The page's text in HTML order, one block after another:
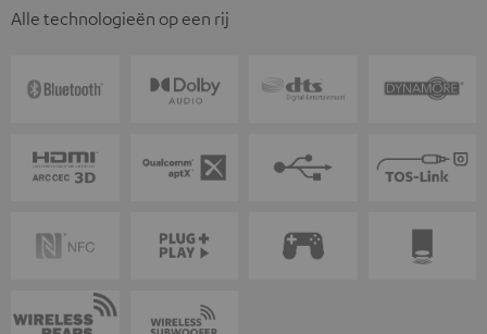
Alle technologieën op een rij